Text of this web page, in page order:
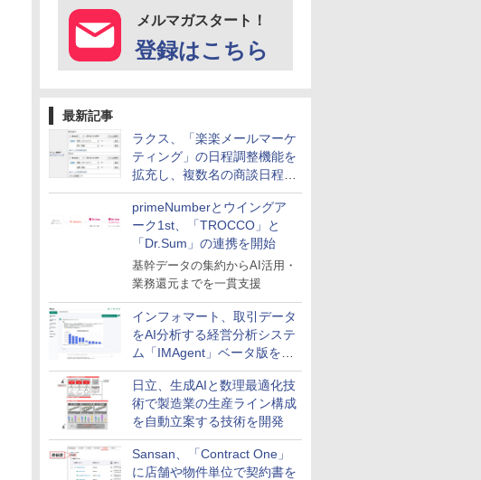
メルマガスタート！
登録はこちら
最新記事
ラクス、「楽楽メールマーケ
ティング」の日程調整機能を
拡充し、複数名の商談日程調
整を効率化
primeNumberとウイングア
ーク1st、「TROCCO」と
「Dr.Sum」の連携を開始
基幹データの集約からAI活用・
業務還元までを一貫支援
インフォマート、取引データ
をAI分析する経営分析システ
ム「IMAgent」ベータ版を提
供
日立、生成AIと数理最適化技
術で製造業の生産ライン構成
を自動立案する技術を開発
Sansan、「Contract One」
に店舗や物件単位で契約書を